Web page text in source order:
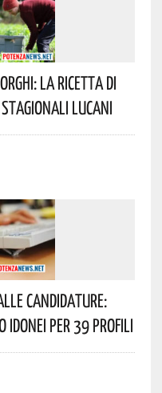
La Ricetta Di
Lucani
Candidature:
Idonei Per 39 Profili